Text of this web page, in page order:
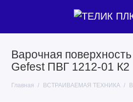
Варочная поверхность
Gefest ПВГ 1212-01 К2
Главная ВСТРАИВАЕМАЯ ТЕХНИКА